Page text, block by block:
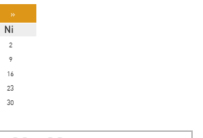
»
Ni
2
9
16
23
30